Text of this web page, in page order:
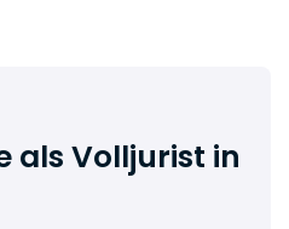
als Volljurist in